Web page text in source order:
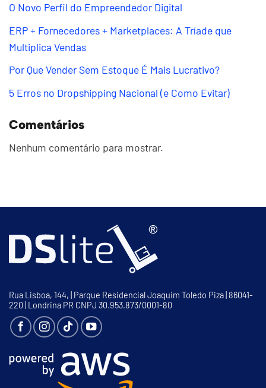
O Novo Perfil do Empreendedor Digital
ERP + Fornecedores + Marketplaces: A Tríade que
Multiplica Vendas
Por Que Vender Sem Estoque É Mais Lucrativo?
5 Erros no Dropshipping Nacional (e Como Evitar)
Comentários
Nenhum comentário para mostrar.
Rua Lisboa, 144, | Parque Residencial Joaquim Toledo Piza | 86041-
220 | Londrina PR CNPJ 30.953.873/0001-80